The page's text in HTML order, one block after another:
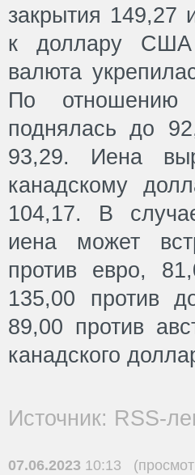
закрытия 149,27
к доллару США
валюта
По отношению
поднялась до
93,29. Иена
канадскому
104,17. В
иена может
против евро,
135,00 против
89,00 против
канадского
Источник: RSS-
07.06.2023 10:13